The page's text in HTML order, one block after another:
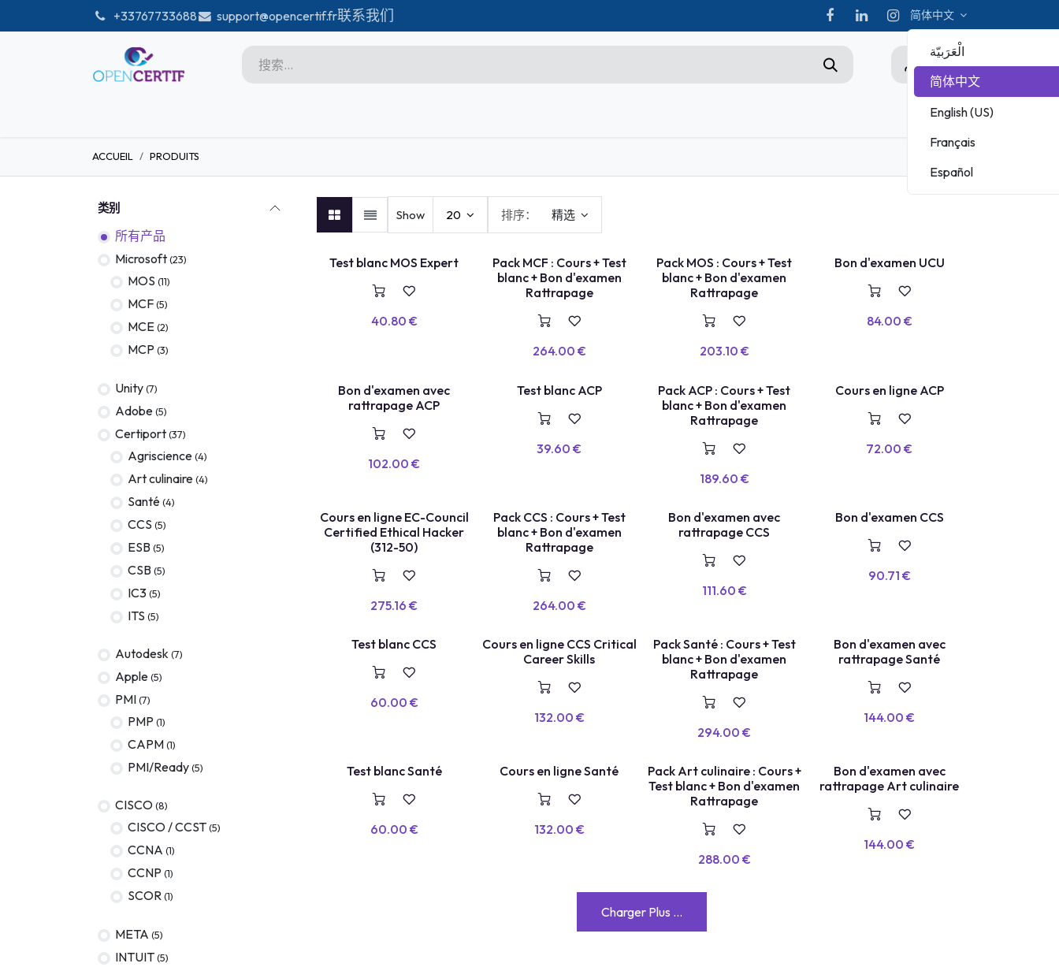
+33767733688 support@opencertif.fr联系我们 简体中文
الْعَرَبيّة
简体中文
English (US)
Français
Español
Microsoft
servicenow
Apple
Meta
Versant
Microsoft Excel Expert
ACCUEIL PRODUITS
类别
所有产品
Microsoft (23)
MOS (11)
MCF (5)
MCE (2)
MCP (3)
Unity (7)
Adobe (5)
Certiport (37)
Agriscience (4)
Art culinaire (4)
Santé (4)
CCS (5)
ESB (5)
CSB (5)
IC3 (5)
ITS (5)
Autodesk (7)
Apple (5)
PMI (7)
PMP (1)
CAPM (1)
PMI/Ready (5)
CISCO (8)
CISCO / CCST (5)
CCNA (1)
CCNP (1)
SCOR (1)
META (5)
INTUIT (5)
排序： 精选
Show 20
TEST BLANC
Test blanc MOS Expert
40.80 €
TEST LABEL
Pack MCF : Cours + Test
blanc + Bon d'examen
Rattrapage
264.00 €
TEST LABEL
Pack MOS : Cours + Test
blanc + Bon d'examen
Rattrapage
203.10 €
VOUCHER
Bon d'examen UCU
84.00 €
E
X
AM
E
N
+
R
E
P
A
S
S
A
GE
Bon d'examen avec
rattrapage ACP
102.00 €
TEST BLANC
Test blanc ACP
39.60 €
TEST LABEL
Pack ACP : Cours + Test
blanc + Bon d'examen
Rattrapage
189.60 €
COURS EN LIGNE
Cours en ligne ACP
72.00 €
COURS EN LIGNE
Cours en ligne EC-Council
Certified Ethical Hacker
(312-50)
275.16 €
TEST LABEL
Pack CCS : Cours + Test
blanc + Bon d'examen
Rattrapage
264.00 €
E
X
AM
E
N
+
R
E
P
A
S
S
A
GE
Bon d'examen avec
rattrapage CCS
111.60 €
VOUCHER
Bon d'examen CCS
90.71 €
TEST BLANC
Test blanc CCS
60.00 €
COURS EN LIGNE
Cours en ligne CCS Critical
Career Skills
132.00 €
TEST LABEL
Pack Santé : Cours + Test
blanc + Bon d'examen
Rattrapage
294.00 €
E
X
A
M
E
N
+
R
E
P
A
S
S
A
G
E
Bon d'examen avec
rattrapage Santé
144.00 €
TEST BLANC
Test blanc Santé
60.00 €
COURS EN LIGNE
Cours en ligne Santé
132.00 €
TEST LABEL
Pack Art culinaire : Cours +
Test blanc + Bon d'examen
Rattrapage
288.00 €
E
X
A
M
E
N
+
R
E
P
A
S
S
A
G
E
Bon d'examen avec
rattrapage Art culinaire
144.00 €
Charger Plus ...